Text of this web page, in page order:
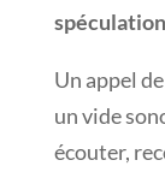
Un appel
un vide
écouter,